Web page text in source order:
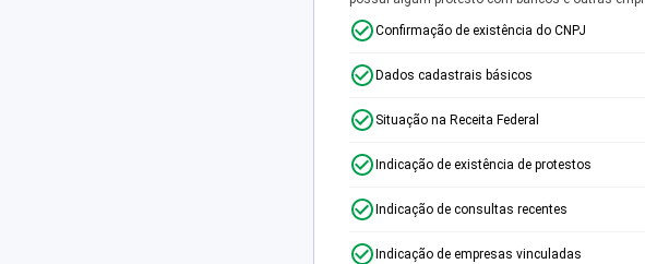
Confirmação de existência do CNPJ
Dados cadastrais básicos
Situação na Receita Federal
Indicação de existência de protestos
Indicação de consultas recentes
Indicação de empresas vinculadas